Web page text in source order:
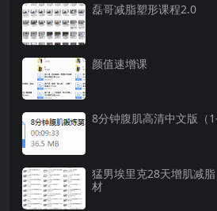
磊哥减脂塑形课程2.0
颜值速增课
8分钟腹肌高清中文版（
猛男埃里克28天增肌减
材